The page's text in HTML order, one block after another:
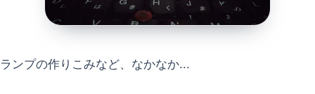
ランプの作りこみなど、なかなか...